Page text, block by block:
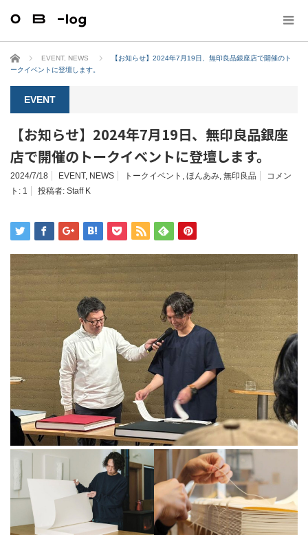
ホーム EVENT, NEWS
【お知らせ】2024年7月19日、無印良品銀座店で開催のト
ークイベントに登壇します。
EVENT
【お知らせ】2024年7月19日、無印良品銀座
店で開催のトークイベントに登壇します。
2024/7/18 EVENT, NEWS トークイベント , ほんあみ, 無印良品
コメン
ト: 1 投稿者: Staff K